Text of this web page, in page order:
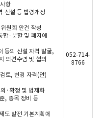
항
신설 등 법령개정
원회 안건 작성
·분할 및 폐지에
등의 신설 자격 발굴,
의견수렴 및 협의
토, 변경 자격(안)
·확정 및 법제화
, 종목 정비 등
도 발전 기본계획에
052-714-
8766